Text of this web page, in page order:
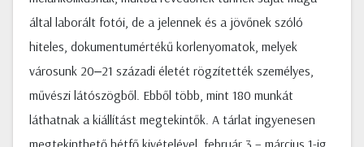
által laborált fotói, de a jelennek és a jövőnek szóló
hiteles, dokumentumértékű korlenyomatok, melyek
városunk 20‒21 századi életét rögzítették személyes,
művészi látószögből. Ebből több, mint 180 munkát
láthatnak a kiállítást megtekintők. A tárlat ingyenesen
megtekinthető hétfő kivételével, február 3 – március 1-ig